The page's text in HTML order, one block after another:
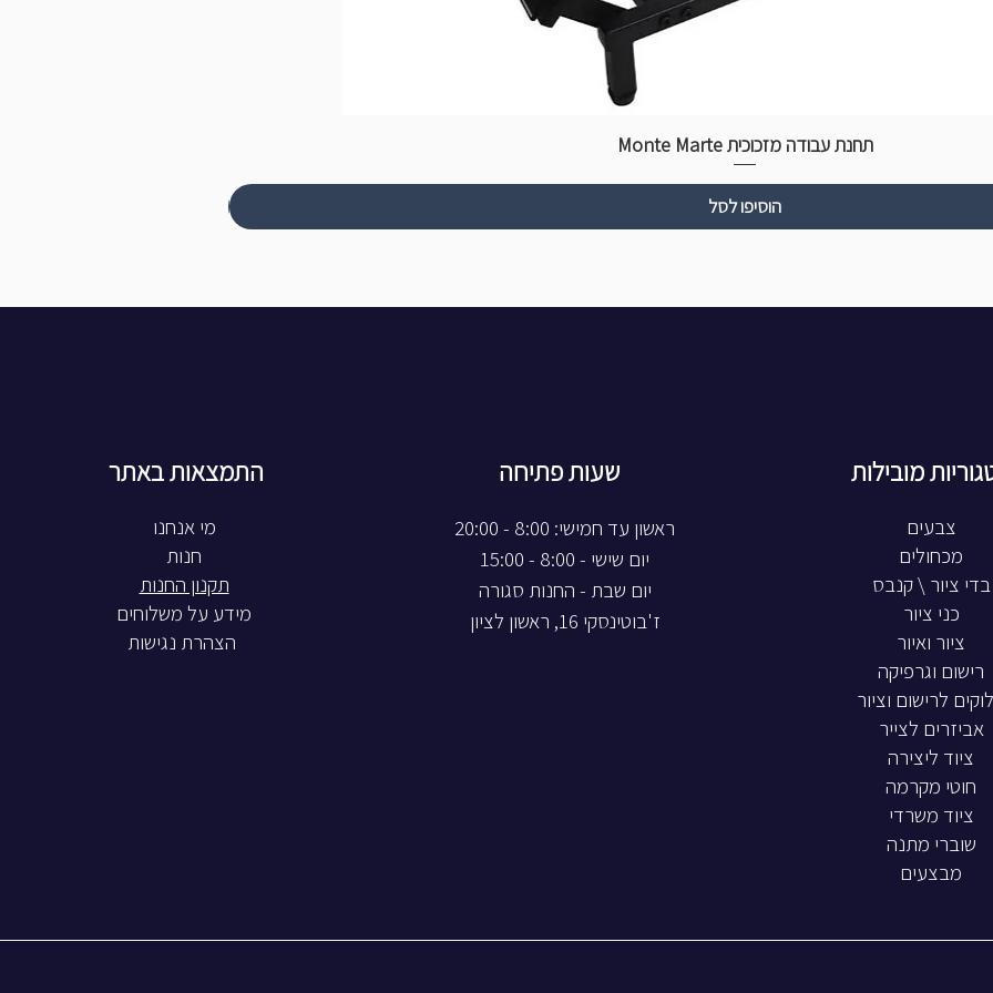
תחנת עבודה מזכוכית Monte Marte
הוסיפו לסל
התמצאות באתר
חנות
תקנון החנות
מידע על משלוחים
שעות פתיחה
ראשון עד חמישי: 8:00 - 20:00
יום שישי - 8:00 - 15:00
יום שבת - החנות סגורה
ז'בוטינסקי 16, ראשון לציון
מובילות
צבעים
מכחולים
בדי ציור \ קנבס
כני ציור
ציור ואיור
רישום וגרפיקה
לרישום וציור
אביזרים לצייר
ציוד ליצירה
חוטי מקרמה
ציוד משרדי
שוברי מתנה
מבצעים